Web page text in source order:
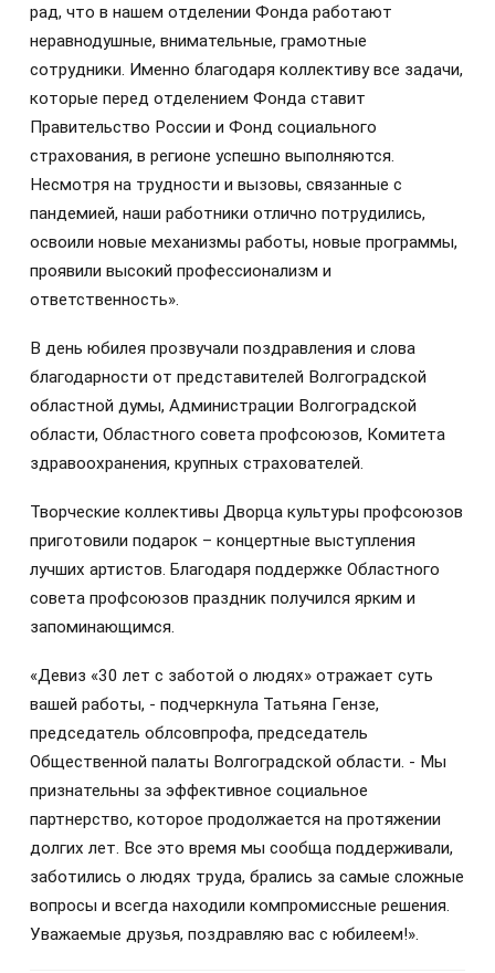
рад, что в нашем отделении Фонда работают
неравнодушные, внимательные, грамотные
сотрудники. Именно благодаря коллективу все задачи,
которые перед отделением Фонда ставит
Правительство России и Фонд социального
страхования, в регионе успешно выполняются.
Несмотря на трудности и вызовы, связанные с
пандемией, наши работники отлично потрудились,
освоили новые механизмы работы, новые программы,
проявили высокий профессионализм и
ответственность».
В день юбилея прозвучали поздравления и слова
благодарности от представителей Волгоградской
областной думы, Администрации Волгоградской
области, Областного совета профсоюзов, Комитета
здравоохранения, крупных страхователей.
Творческие коллективы Дворца культуры профсоюзов
приготовили подарок – концертные выступления
лучших артистов. Благодаря поддержке Областного
совета профсоюзов праздник получился ярким и
запоминающимся.
«Девиз «30 лет с заботой о людях» отражает суть
вашей работы, - подчеркнула Татьяна Гензе,
председатель облсовпрофа, председатель
Общественной палаты Волгоградской области. - Мы
признательны за эффективное социальное
партнерство, которое продолжается на протяжении
долгих лет. Все это время мы сообща поддерживали,
заботились о людях труда, брались за самые сложные
вопросы и всегда находили компромиссные решения.
Уважаемые друзья, поздравляю вас с юбилеем!».